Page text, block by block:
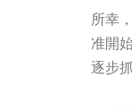
所幸
准開
逐步